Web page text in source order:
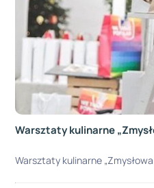
Warsztaty kulinarne
Warsztaty kulinarne